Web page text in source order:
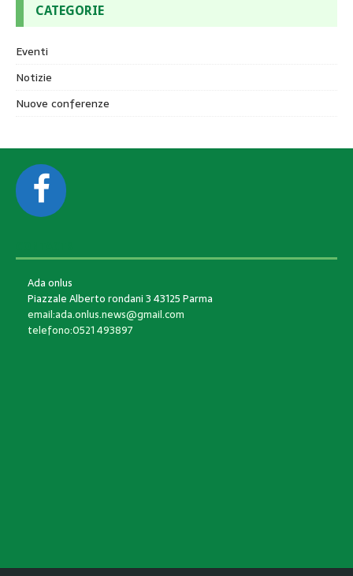
CATEGORIE
Eventi
Notizie
Nuove conferenze
Ada onlus
Piazzale Alberto rondani 3 43125 Parma
email:ada.onlus.news@gmail.com
telefono:0521 493897